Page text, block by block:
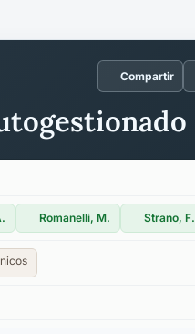
Compartir
Romanelli, M. Strano, F.